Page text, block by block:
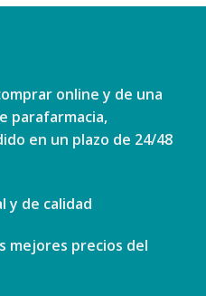
online y de una
parafarmacia,
en un plazo de 24/48
y de calidad
mejores precios del